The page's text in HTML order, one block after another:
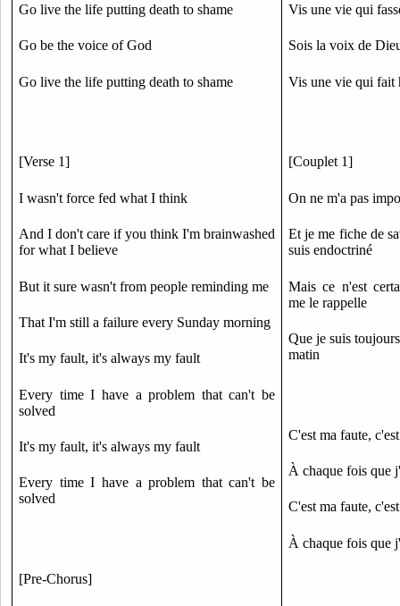
Go live the life putting death to shame
Go be the voice of God
Go live the life putting death to shame
[Verse 1]
I wasn't force fed what I think
And I don't care if you think I'm brainwashed
for what I believe
But it sure wasn't from people reminding me
That I'm still a failure every Sunday morning
It's my fault, it's always my fault
Every time I have a problem that can't be
solved
It's my fault, it's always my fault
Every time I have a problem that can't be
solved
[Pre-Chorus]
Vis une vie qui
Sois la voix de
Vis une vie qui fait
[Couplet 1]
On ne m'a pas
Et je me fiche de
suis endoctriné
Mais ce n'est
me le rappelle
Que je suis
matin
C'est ma faute,
À chaque fois que
C'est ma faute,
À chaque fois que